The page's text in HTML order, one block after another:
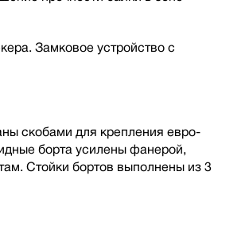
Замковое устройство с
скобами для крепления евро-
борта усилены фанерой,
Стойки бортов выполнены из 3